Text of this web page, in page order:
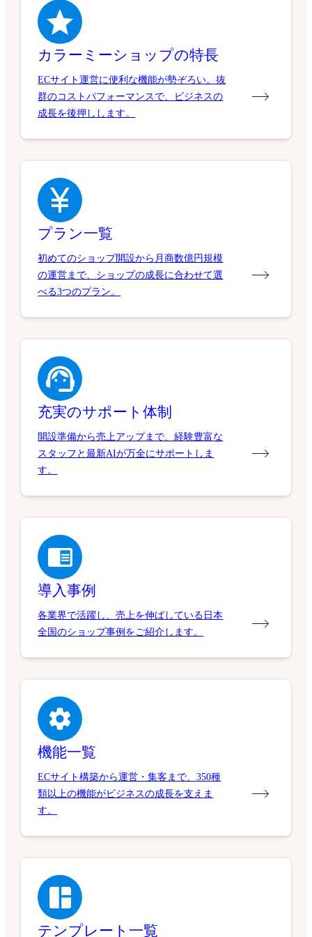
カラーミーショップの特長
ECサイト運営に便利な機能が勢ぞろい。抜
群のコストパフォーマンスで、ビジネスの
成長を後押しします。
プラン一覧
初めてのショップ開設から月商数億円規模
の運営まで、ショップの成長に合わせて選
べる3つのプラン。
充実のサポート体制
開設準備から売上アップまで、経験豊富な
スタッフと最新AIが万全にサポートしま
す。
導入事例
各業界で活躍し、売上を伸ばしている日本
全国のショップ事例をご紹介します。
機能一覧
ECサイト構築から運営・集客まで、350種
類以上の機能がビジネスの成長を支えま
す。
テンプレート一覧